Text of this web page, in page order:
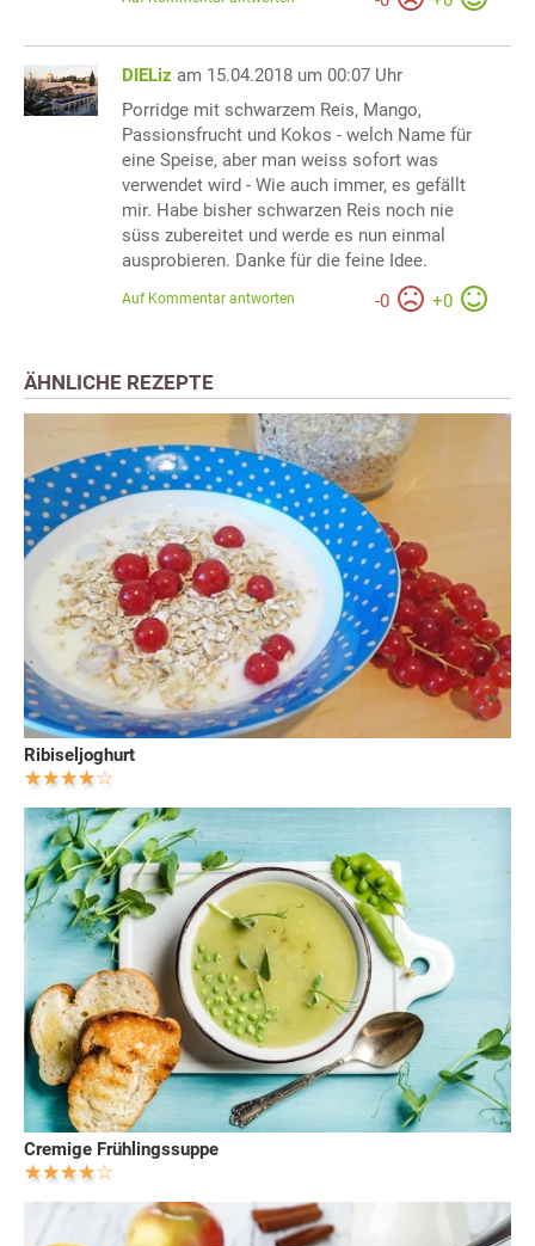
DIELiz am 15.04.2018 um 00:07 Uhr
Porridge mit schwarzem Reis, Mango,
Passionsfrucht und Kokos - welch Name für
eine Speise, aber man weiss sofort was
verwendet wird - Wie auch immer, es gefällt
mir. Habe bisher schwarzen Reis noch nie
süss zubereitet und werde es nun einmal
ausprobieren. Danke für die feine Idee.
-0 +0
Auf Kommentar antworten
ÄHNLICHE REZEPTE
Ribiseljoghurt
Cremige Frühlingssuppe